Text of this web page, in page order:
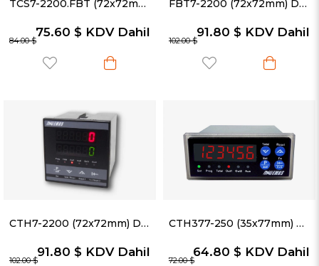
TCS7-2200.FBT (72x72mm) Debimetre & Akış Ölçer
75.60 $ KDV Dahil
84.00 $
FBT7-2200 (72x72mm) Debimetre
91.80 $ KDV Dahil
102.00 $
CTH7-2200 (72x72mm) Debimetre
91.80 $ KDV Dahil
102.00 $
CTH377-250 (35x77mm) Hız Ölçüm ve Miktar Sayma Cihazı - Debimetreler & Akış Ölçerler
64.80 $ KDV Dahil
72.00 $